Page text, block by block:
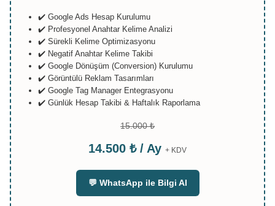
✔️ Google Ads Hesap Kurulumu
✔️ Profesyonel Anahtar Kelime Analizi
✔️ Sürekli Kelime Optimizasyonu
✔️ Negatif Anahtar Kelime Takibi
✔️ Google Dönüşüm (Conversion) Kurulumu
✔️ Görüntülü Reklam Tasarımları
✔️ Google Tag Manager Entegrasyonu
✔️ Günlük Hesap Takibi & Haftalık Raporlama
15.000 ₺
14.500 ₺ / Ay + KDV
💬 WhatsApp ile Bilgi Al